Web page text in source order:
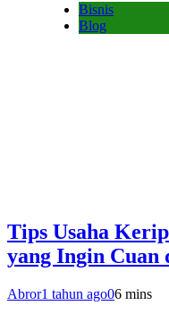
Bisnis
Blog
Tips Usaha
yang Ingin Cuan
Abror1 tahun ago06 mins